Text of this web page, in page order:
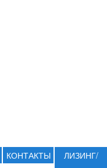
КОНТАКТЫ
ЛИЗИНГ/